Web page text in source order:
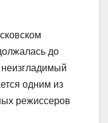
до
одним из
режиссеров